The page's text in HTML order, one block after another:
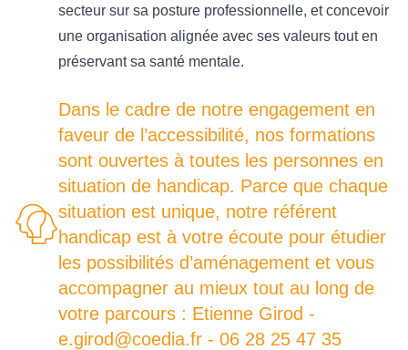
secteur sur sa posture professionnelle, et concevoir
une organisation alignée avec ses valeurs tout en
préservant sa santé mentale.
Dans le cadre de notre engagement en
faveur de l’accessibilité, nos formations
sont ouvertes à toutes les personnes en
situation de handicap. Parce que chaque
situation est unique, notre référent
handicap est à votre écoute pour étudier
les possibilités d’aménagement et vous
accompagner au mieux tout au long de
votre parcours : Etienne Girod -
e.girod@coedia.fr - 06 28 25 47 35